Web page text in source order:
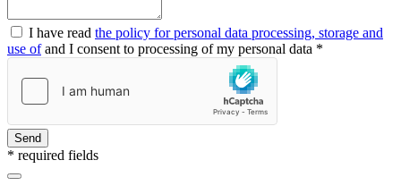
I have read the policy for personal data processing, storage and
use ofand I consent to processing of my personal data *
Send
* required fields